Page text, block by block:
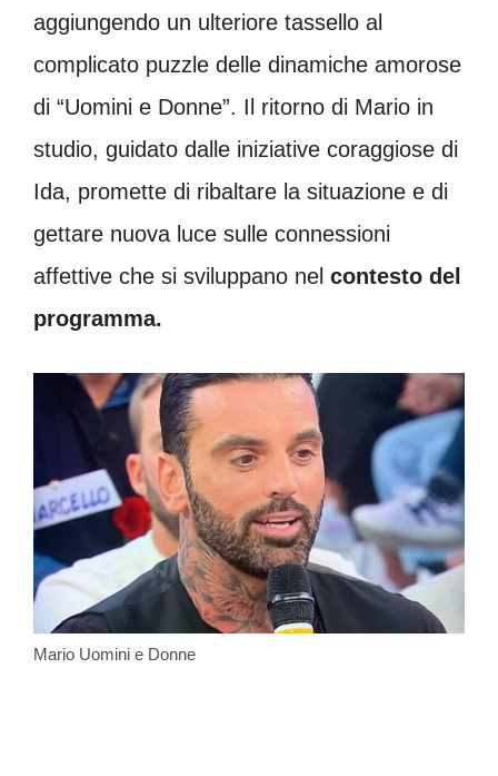
aggiungendo un ulteriore tassello al
complicato puzzle delle dinamiche amorose
di “Uomini e Donne”. Il ritorno di Mario in
studio, guidato dalle iniziative coraggiose di
Ida, promette di ribaltare la situazione e di
gettare nuova luce sulle connessioni
affettive che si sviluppano nel contesto del
programma.
Mario Uomini e Donne